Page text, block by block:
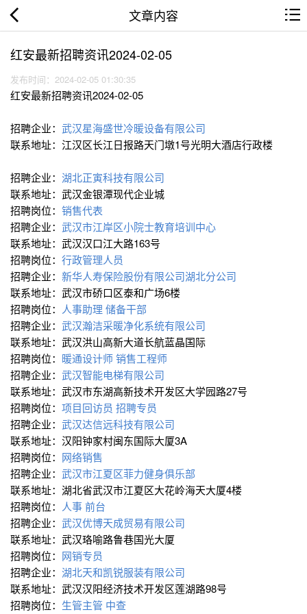
文章内容
红安最新招聘资讯2024-02-05
发布时间：2024-02-05 01:30:35
红安最新招聘资讯2024-02-05
招聘企业： 武汉星海盛世冷暖设备有限公司
联系地址：江汉区长江日报路天门墩1号光明大酒店行政楼
招聘企业： 湖北正寅科技有限公司
联系地址：武汉金银潭现代企业城
招聘岗位： 销售代表
招聘企业： 武汉市江岸区小院士教育培训中心
联系地址：武汉汉口江大路163号
招聘岗位： 行政管理人员
招聘企业： 新华人寿保险股份有限公司湖北分公司
联系地址：武汉市硚口区泰和广场6楼
招聘岗位： 人事助理 储备干部
招聘企业： 武汉瀚洁采暖净化系统有限公司
联系地址：武汉洪山高新大道长航蓝晶国际
招聘岗位： 暖通设计师销售工程师
招聘企业： 武汉智能电梯有限公司
联系地址：武汉市东湖高新技术开发区大学园路27号
招聘岗位： 项目回访员 招聘专员
招聘企业： 武汉达信远科技有限公司
联系地址：汉阳钟家村闽东国际大厦3A
招聘岗位： 网络销售
招聘企业： 武汉市江夏区菲力健身俱乐部
联系地址：湖北省武汉市江夏区大花岭海天大厦4楼
招聘岗位： 人事前台
招聘企业： 武汉优博天成贸易有限公司
联系地址：武汉珞喻路鲁巷国光大厦
招聘岗位： 网销专员
招聘企业： 湖北天和凯锐服装有限公司
联系地址：武汉汉阳经济技术开发区莲湖路98号
招聘岗位： 生管主管 中查